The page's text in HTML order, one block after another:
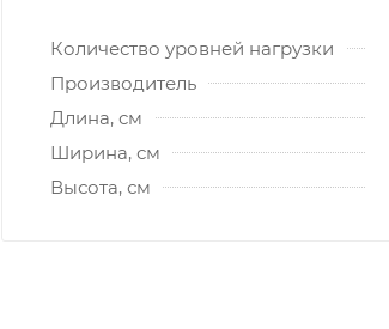
Количество уровней нагрузки
Производитель
Длина, см
Ширина, см
Высота, см